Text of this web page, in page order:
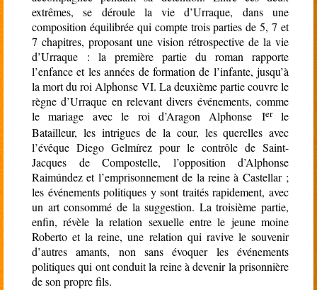
extrêmes, se déroule la vie d’Urraque, dans une
composition équilibrée qui compte trois parties de 5, 7 et
7 chapitres, proposant une vision rétrospective de la vie
d’Urraque : la première partie du roman rapporte
l’enfance et les années de formation de l’infante, jusqu’à
la mort du roi Alphonse VI. La deuxième partie couvre le
règne d’Urraque en relevant divers événements, comme
le mariage avec le roi d’Aragon Alphonse Ierle
Batailleur, les intrigues de la cour, les querelles avec
l’évêque Diego Gelmírez pour le contrôle de Saint-
Jacques de Compostelle, l’opposition d’Alphonse
Raimúndez et l’emprisonnement de la reine à Castellar ;
les événements politiques y sont traités rapidement, avec
un art consommé de la suggestion. La troisième partie,
enfin, révèle la relation sexuelle entre le jeune moine
Roberto et la reine, une relation qui ravive le souvenir
d’autres amants, non sans évoquer les événements
politiques qui ont conduit la reine à devenir la prisonnière
de son propre fils.